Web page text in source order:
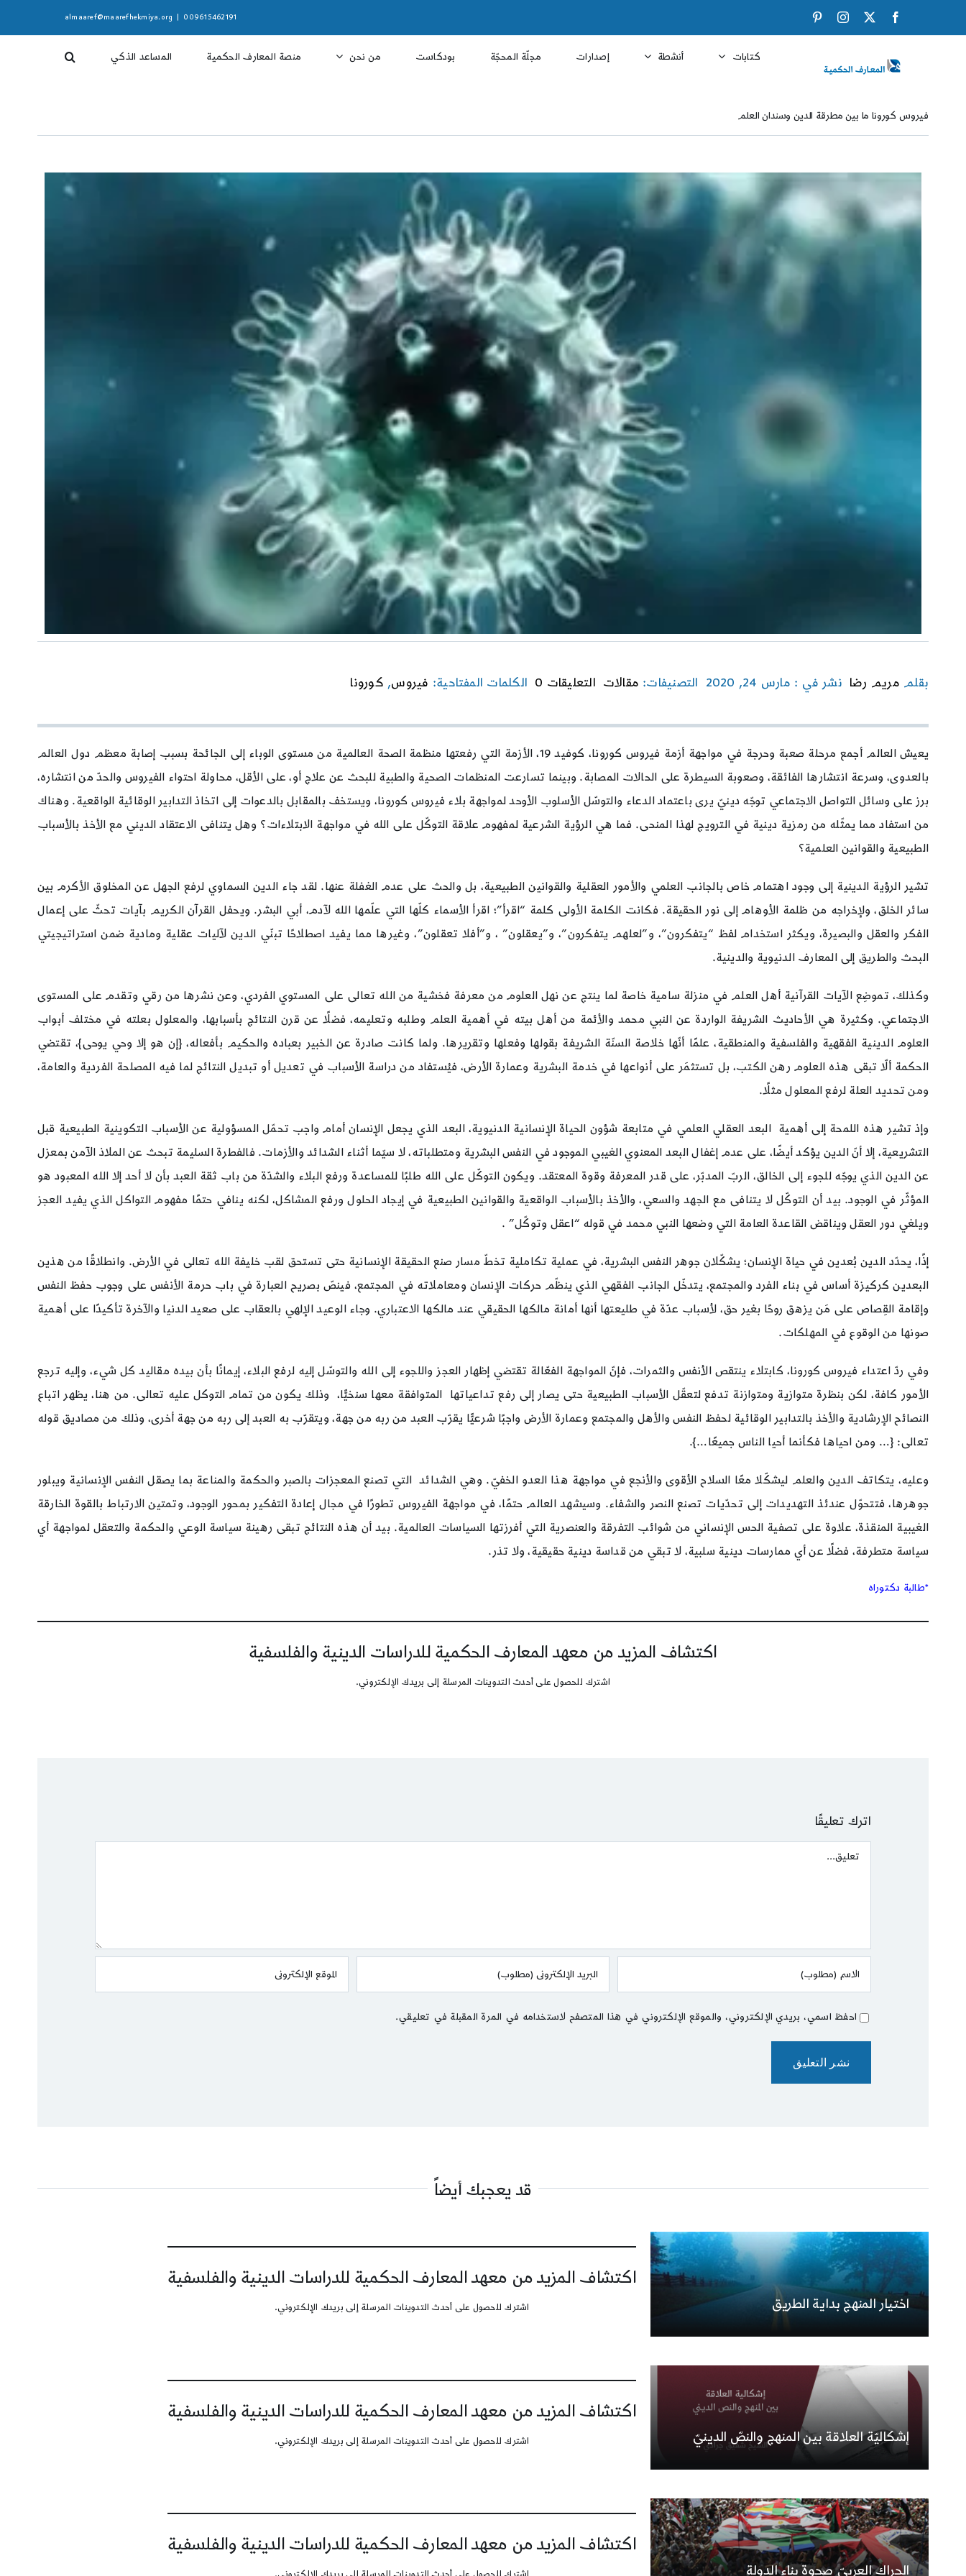
Facebook
X
Instagram
009615462191
almaaref@maarefhekmiya.org
كتابات أنشطة إصدارات مجلّة المحجّة بودكاست من نحن منصة المعارف الحكمية المساعد الذكي
فيروس كورونا ما بين مطرقة الدين وسندان العلم
بقلم مريم رضا نشر في : مارس 24, 2020 التصنيفات: مقالات التعليقات 0
on
ما
مطرقة
وسندان
العلم
الكلمات المفتاحية: فيروس, كورونا
يعيش العالم أجمع مرحلة صعبة وحرجة في مواجهة أزمة فيروس كورونا، كوفيد 19، الأزمة التي رفعتها منظمة الصحة العالمية من مستوى الوباء إلى الجائحة بسبب إصابة معظم دول العالم
بالعدوى، وسرعة انتشارها الفائقة، وصعوبة السيطرة على الحالات المصابة. وبينما تسارعت المنظمات الصحية والطبية للبحث عن علاج أو، على الأقل، محاولة احتواء الفيروس والحدّ من انتشاره،
برز على وسائل التواصل الاجتماعي توجّه دينيّ يرى باعتماد الدعاء والتوسّل الأسلوب الأوحد لمواجهة بلاء فيروس كورونا، ويستخف بالمقابل بالدعوات إلى اتخاذ التدابير الوقائية الواقعية. وهناك
من استفاد مما يمثّله من رمزية دينية في الترويج لهذا المنحى. فما هي الرؤية الشرعية لمفهوم علاقة التوكّل على الله في مواجهة الابتلاءات؟ وهل يتنافى الاعتقاد الديني مع الأخذ بالأسباب
الطبيعية والقوانين العلمية؟
تشير الرؤية الدينية إلى وجود اهتمام خاص بالجانب العلمي والأمور العقلية والقوانين الطبيعية، بل والحث على عدم الغفلة عنها. لقد جاء الدين السماوي لرفع الجهل عن المخلوق الأكرم بين
سائر الخلق، ولإخراجه من ظلمة الأوهام إلى نور الحقيقة. فكانت الكلمة الأولى كلمة “اقرأ”؛ اقرأ الأسماء كلّها التي علّمها الله لآدم، أبي البشر. ويحفل القرآن الكريم بآيات تحثّ على إعمال
الفكر والعقل والبصيرة، ويكثر استخدام لفظ “يتفكرون”، و”لعلهم يتفكرون”، و”يعقلون” ، و”أفلا تعقلون”، وغيرها مما يفيد اصطلاحًا تبنّي الدين لآليات عقلية ومادية ضمن استراتيجيتي
البحث والطريق إلى المعارف الدنيوية والدينية.
وكذلك، تموضِع الآيات القرآنية أهل العلم في منزلة سامية خاصة لما ينتج عن نهل العلوم من معرفة فخشية من الله تعالى على المستوي الفردي، وعن نشرها من رقي وتقدم على المستوى
الاجتماعي. وكثيرة هي الأحاديث الشريفة الواردة عن النبي محمد والأئمة من أهل بيته في أهمية العلم وطلبه وتعليمه، فضلًا عن قرن النتائج بأسبابها، والمعلول بعلته في مختلف أبواب
العلوم الدينية الفقهية والفلسفية والمنطقية، علمًا أنّها خلاصة السنّة الشريفة بقولها وفعلها وتقريرها. ولما كانت صادرة عن الخبير بعباده والحكيم بأفعاله، {إن هو إلا وحي يوحى}، تقتضي
الحكمة ألّا تبقى هذه العلوم رهن الكتب، بل تستثمَر على أنواعها في خدمة البشرية وعمارة الأرض، فيُستفاد من دراسة الأسباب في تعديل أو تبديل النتائج لما فيه المصلحة الفردية والعامة،
ومن تحديد العلة لرفع المعلول مثلًا.
وإذ تشير هذه اللمحة إلى أهمية البعد العقلي العلمي في متابعة شؤون الحياة الإنسانية الدنيوية، البعد الذي يجعل الإنسان أمام واجب تحمّل المسؤولية عن الأسباب التكوينية الطبيعية قبل
التشريعية، إلا أنّ الدين يؤكد أيضًا، على عدم إغفال البعد المعنوي الغيبي الموجود في النفس البشرية ومتطلباته، لا سيّما أثناء الشدائد والأزمات. فالفطرة السليمة تبحث عن الملاذ الآمن بمعزل
عن الدين الذي يوجّه للجوء إلى الخالق، الربّ المدبّر، على قدر المعرفة وقوة المعتقد. ويكون التوكّل على الله طلبًا للمساعدة ورفع البلاء والشدّة من باب ثقة العبد بأن لا أحد إلا الله المعبود هو
المؤثّر في الوجود. بيد أن التوكّل لا يتنافى مع الجهد والسعي، والأخذ بالأسباب الواقعية والقوانين الطبيعية في إيجاد الحلول ورفع المشاكل، لكنه ينافي حتمًا مفهوم التواكل الذي يفيد العجز
ويلغي دور العقل ويناقض القاعدة العامة التي وضعها النبي محمد في قوله “اعقل وتوكّل” .
إذًا، يحدّد الدين بُعدين في حياة الإنسان؛ يشكّلان جوهر النفس البشرية، في عملية تكاملية تخطّ مسار صنع الحقيقة الإنسانية حتى تستحق لقب خليفة الله تعالى في الأرض. وانطلاقًا من هذين
البعدين كركيزة أساس في بناء الفرد والمجتمع، يتدخّل الجانب الفقهي الذي ينظّم حركات الإنسان ومعاملاته في المجتمع، فينصّ بصريح العبارة في باب حرمة الأنفس على وجوب حفظ النفس
وإقامة القِصاص على مَن يزهق روحًا بغير حق، لأسباب عدّة في طليعتها أنها أمانة مالكها الحقيقي عند مالكها الاعتباري. وجاء الوعيد الإلهي بالعقاب على صعيد الدنيا والآخرة تأكيدًا على أهمية
صونها من الوقوع في المهلكات.
وفي ردّ اعتداء فيروس كورونا، كابتلاء ينتقص الأنفس والثمرات، فإنّ المواجهة الفعّالة تقتضي إظهار العجز واللجوء إلى الله والتوسّل إليه لرفع البلاء، إيمانًا بأن بيده مقاليد كل شيء، وإليه ترجع
الأمور كافة، لكن بنظرة متوازية ومتوازنة تدفع لتعقّل الأسباب الطبيعية حتى يصار إلى رفع تداعياتها المتوافقة معها سنخيًّا، وذلك يكون من تمام التوكل عليه تعالى. من هنا، يظهر اتباع
النصائح الإرشادية والأخذ بالتدابير الوقائية لحفظ النفس والأهل والمجتمع وعمارة الأرض واجبًا شرعيًّا يقرّب العبد من ربه من جهة، ويتقرّب به العبد إلى ربه من جهة أخرى، وذلك من مصاديق قوله
تعالى: {… ومن احياها فكأنما أحيا الناس جميعًا…}.
وعليه، يتكاتف الدين والعلم ليشكّلا معًا السلاح الأقوى والأنجع في مواجهة هذا العدو الخفيّ. وهي الشدائد التي تصنع المعجزات بالصبر والحكمة والمناعة بما يصقل النفس الإنسانية ويبلور
جوهرها، فتتحوّل عندئذ التهديدات إلى تحدّيات تصنع النصر والشفاء. وسيشهد العالم حتمًا، في مواجهة الفيروس تطورًا في مجال إعادة التفكير بمحور الوجود، وتمتين الارتباط بالقوة الخارقة
الغيبية المنقذة، علاوة على تصفية الحس الإنساني من شوائب التفرقة والعنصرية التي أفرزتها السياسات العالمية. بيد أن هذه النتائج تبقى رهينة سياسة الوعي والحكمة والتعقل لمواجهة أي
سياسة متطرفة، فضلًا عن أي ممارسات دينية سلبية، لا تبقي من قداسة دينية حقيقية، ولا تذر.
*طالبة دكتوراه
اكتشاف المزيد من معهد المعارف الحكمية للدراسات الدينية والفلسفية
اشترك للحصول على أحدث التدوينات المرسلة إلى بريدك الإلكتروني.
اترك تعليقًا
Comment
احفظ اسمي، بريدي الإلكتروني، والموقع الإلكتروني في هذا المتصفح لاستخدامه في المرة المقبلة في تعليقي.
قد يعجبك أيضاً
اختيار المنهج بداية الطريق
اكتشاف المزيد من معهد المعارف الحكمية للدراسات الدينية والفلسفية
اشترك للحصول على أحدث التدوينات المرسلة إلى بريدك الإلكتروني.
إشكاليّة العلاقة بين المنهج والنصّ الدينيّ
اكتشاف المزيد من معهد المعارف الحكمية للدراسات الدينية والفلسفية
اشترك للحصول على أحدث التدوينات المرسلة إلى بريدك الإلكتروني.
الحراك العربيّ صحوة بناء الدولة
اكتشاف المزيد من معهد المعارف الحكمية للدراسات الدينية والفلسفية